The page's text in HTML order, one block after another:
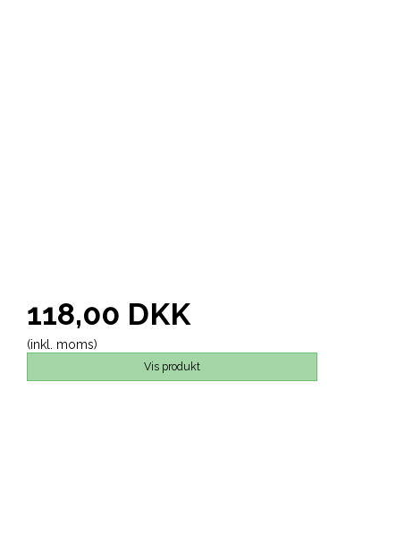
118,00 DKK
(inkl. moms)
Vis produkt